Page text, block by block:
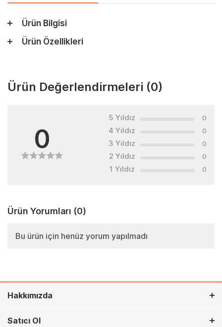
Ürün Bilgisi
Ürün Özellikleri
Ürün Değerlendirmeleri (0)
0
5 Yıldız 0
4 Yıldız 0
3 Yıldız 0
2 Yıldız 0
1 Yıldız 0
Ürün Yorumları (0)
Bu ürün için henüz yorum yapılmadı
Hakkımızda
Satıcı Ol